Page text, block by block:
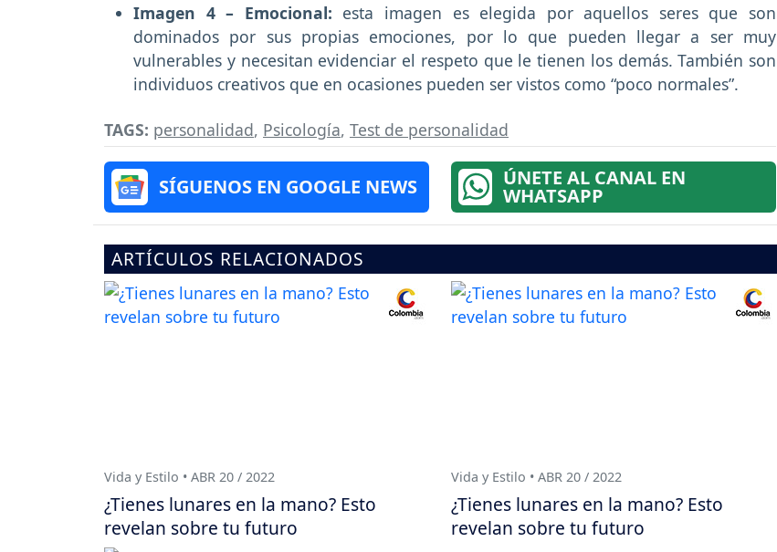
Imagen 4 – Emocional: esta imagen es elegida por aquellos seres que son
dominados por sus propias emociones, por lo que pueden llegar a ser muy
vulnerables y necesitan evidenciar el respeto que le tienen los demás. También son
individuos creativos que en ocasiones pueden ser vistos como “poco normales”.
TAGS: personalidad, Psicología, Test de personalidad
SÍGUENOS EN GOOGLE NEWS ÚNETE AL CANAL EN
WHATSAPP
ARTÍCULOS RELACIONADOS
Vida y Estilo • ABR 20 / 2022
¿Tienes lunares en la mano? Esto
revelan sobre tu futuro
Vida y Estilo • ABR 20 / 2022
¿Tienes lunares en la mano? Esto
revelan sobre tu futuro